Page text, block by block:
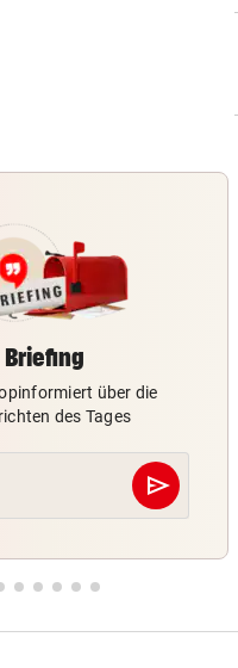
Briefing
über die
des Tages
send
Abschicken